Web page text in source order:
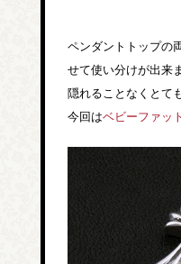
ペンダントトップの
せて使い分けが出来
隠れることなくとて
今回はベビーファッ